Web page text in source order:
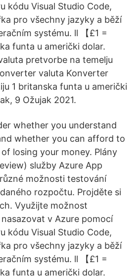
kódu Visual Studio Code,
pro všechny jazyky a běží
systému. ll 【£1 =
funta u američki dolar.
pretvorbe na temelju
valuta Konverter
1 britanska funta u američki
9 Ožujak 2021.
whether you understand
whether you can afford to
losing your money. Plány
služby Azure App
možnosti testování
rozpočtu. Projděte si
Využijte možnost
v Azure pomocí
kódu Visual Studio Code,
pro všechny jazyky a běží
systému. ll 【£1 =
funta u američki dolar.